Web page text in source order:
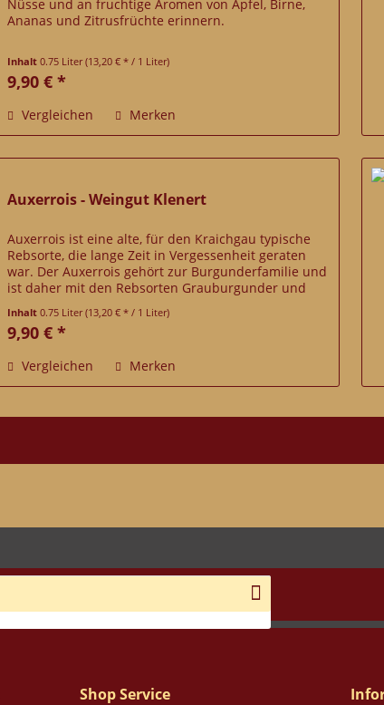
Nüsse und an fruchtige Aromen von Apfel, Birne,
Ananas und Zitrusfrüchte erinnern.
Inhalt0.75 Liter(13,20 € * / 1 Liter)
9,90 € *
Vergleichen Merken
Auxerrois - Weingut Klenert
Auxerrois ist eine alte, für den Kraichgau typische
Rebsorte, die lange Zeit in Vergessenheit geraten
war. Der Auxerrois gehört zur Burgunderfamilie und
ist daher mit den Rebsorten Grauburgunder und
Inhalt0.75 Liter(13,20 € * / 1 Liter)
9,90 € *
Vergleichen Merken
Shop Service